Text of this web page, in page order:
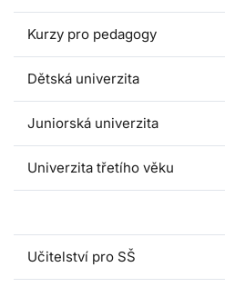
Kurzy pro pedagogy
Dětská univerzita
Juniorská univerzita
Univerzita třetího věku
Učitelství pro SŠ